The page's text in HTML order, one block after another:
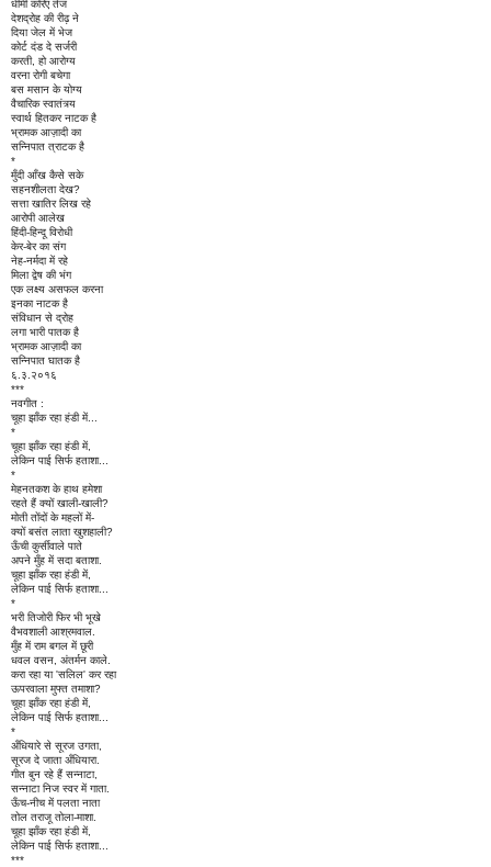
धीमी करिए तेज
देशद्रोह की रीढ़ ने
दिया जेल में भेज
कोर्ट दंड दे सर्जरी
करती, हो आरोग्य
वरना रोगी बचेगा
बस मसान के योग्य
वैचारिक स्वातंत्र्य
स्वार्थ हितकर नाटक है
भ्रामक आज़ादी का
सन्निपात त्राटक है
*
मुँदी आँख कैसे सके
सहनशीलता देख?
सत्ता खातिर लिख रहे
आरोपी आलेख
हिंदी-हिन्दू विरोधी
केर-बेर का संग
नेह-नर्मदा में रहे
मिला द्वेष की भंग
एक लक्ष्य असफल करना
इनका नाटक है
संविधान से द्रोह
लगा भारी पातक है
भ्रामक आज़ादी का
सन्निपात घातक है
६.३.२०१६
***
नवगीत :
चूहा झाँक रहा हंडी में...
*
चूहा झाँक रहा हंडी में,
लेकिन पाई सिर्फ हताशा...
*
मेहनतकश के हाथ हमेशा
रहते हैं क्यों खाली-खाली?
मोती तोंदों के महलों में-
क्यों बसंत लाता खुशहाली?
ऊँची कुर्सीवाले पाते
अपने मुँह में सदा बताशा.
चूहा झाँक रहा हंडी में,
लेकिन पाई सिर्फ हताशा...
*
भरी तिजोरी फिर भी भूखे
वैभवशाली आश्रमवाल.
मुँह में राम बगल में छूरी
धवल वसन, अंतर्मन काले.
करा रहा या 'सलिल' कर रहा
ऊपरवाला मुफ्त तमाशा?
चूहा झाँक रहा हंडी में,
लेकिन पाई सिर्फ हताशा...
*
अँधियारे से सूरज उगता,
सूरज दे जाता अँधियारा.
गीत बुन रहे हैं सन्नाटा,
सन्नाटा निज स्वर में गाता.
ऊँच-नीच में पलता नाता
तोल तराजू तोला-माशा.
चूहा झाँक रहा हंडी में,
लेकिन पाई सिर्फ हताशा...
***